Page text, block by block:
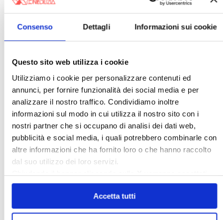
Consenso Dettagli Informazioni sui cookie
Questo sito web utilizza i cookie
Utilizziamo i cookie per personalizzare contenuti ed
annunci, per fornire funzionalità dei social media e per
analizzare il nostro traffico. Condividiamo inoltre
informazioni sul modo in cui utilizza il nostro sito con i
nostri partner che si occupano di analisi dei dati web,
pubblicità e social media, i quali potrebbero combinarle con
altre informazioni che ha fornito loro o che hanno raccolto
dal suo utilizzo dei loro servizi.
Chiudendo il banner cliccando sullaXverranno accettati
solo i cookie necessari.
Accetta tutti
Italia Oggi – Luglio 2026
〉 Rubriche